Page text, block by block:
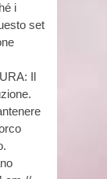
i
set
Il